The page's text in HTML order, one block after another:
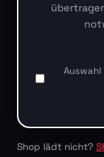
Shop lädt nicht?